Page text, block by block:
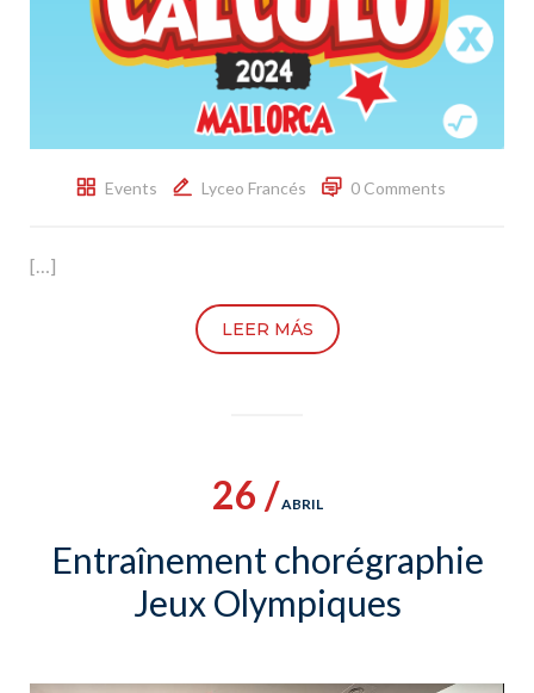
Events Lyceo Francés 0 Comments
[…]
LEER MÁS
26 /ABRIL
Entraînement chorégraphie
Jeux Olympiques